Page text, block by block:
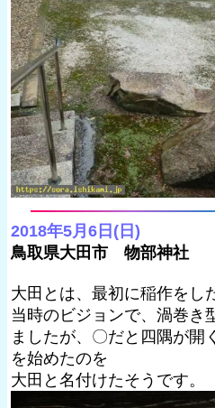
2018年5月6日(日)
鳥取県大田市 物部神社
大田とは、最初に稲作をし
当時のビジョンで、渦巻き
ましたが、〇だと四隅が開
を始めたのを
大田と名付けたそうです。